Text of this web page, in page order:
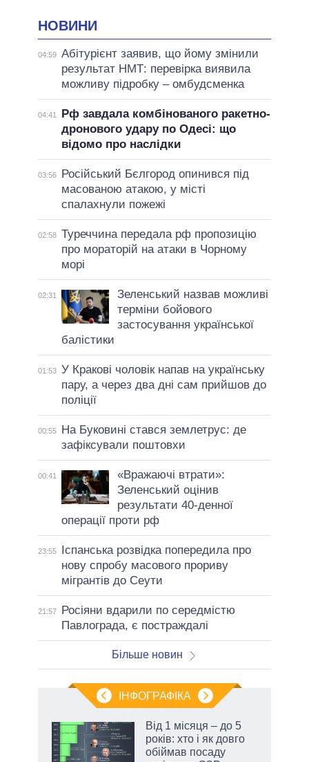
НОВИНИ
04:59 Абітурієнт заявив, що йому змінили
результат НМТ: перевірка виявила
можливу підробку – омбудсменка
04:41
Рф завдала комбінованого ракетно-
дронового удару по Одесі: що
відомо про наслідки
03:56
Російський Бєлгород опинився під
масованою атакою, у місті
спалахнули пожежі
02:58 Туреччина передала рф пропозицію
про мораторій на атаки в Чорному
морі
02:31
Зеленський назвав можливі
терміни бойового
застосування української
балістики
01:53 У Кракові чоловік напав на українську
пару, а через два дні сам прийшов до
поліції
00:55
На Буковині стався землетрус: де
зафіксували поштовхи
00:41
«Вражаючі втрати»:
Зеленський оцінив
результати 40-денної
операції проти рф
23:55
Іспанська розвідка попередила про
нову спробу масового прориву
мігрантів до Сеути
21:57
Росіяни вдарили по середмістю
Павлограда, є постраждалі
Більше новин
ІНФОГРАФІКА
Від 1 місяця – до 5
років: хто і як довго
обіймав посаду